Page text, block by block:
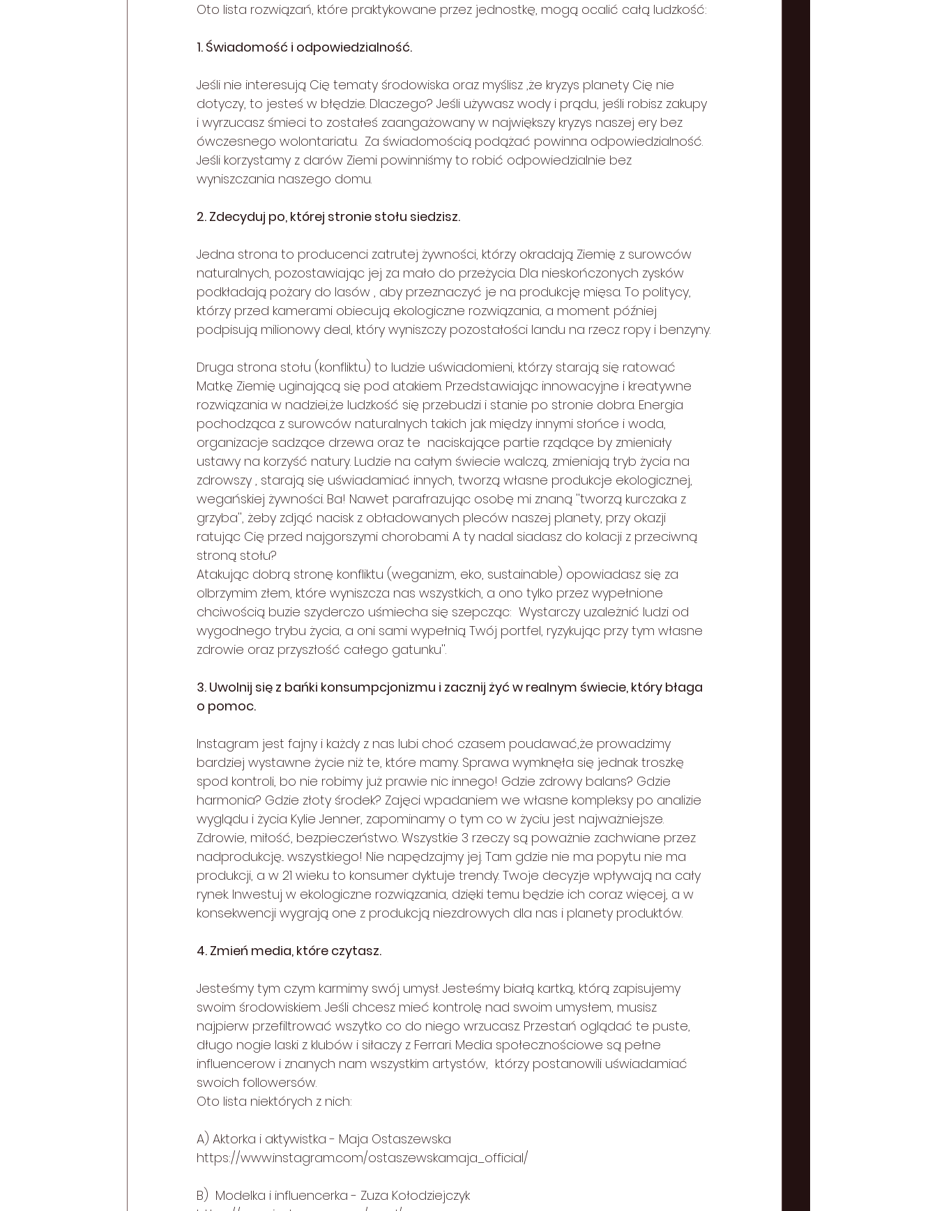
Oto lista rozwiązań, które praktykowane przez jednostkę, mogą ocalić całą ludzkość:
1. Świadomość i odpowiedzialność.
Jeśli nie interesują Cię tematy środowiska oraz myślisz ,że kryzys planety Cię nie
dotyczy, to jesteś w błędzie. Dlaczego? Jeśli używasz wody i prądu, jeśli robisz zakupy
i wyrzucasz śmieci to zostałeś zaangażowany w największy kryzys naszej ery bez
ówczesnego wolontariatu.  Za świadomością podążać powinna odpowiedzialność.
Jeśli korzystamy z darów Ziemi powinniśmy to robić odpowiedzialnie bez
wyniszczania naszego domu.
2. Zdecyduj po, której stronie stołu siedzisz.
Jedna strona to producenci zatrutej żywności, którzy okradają Ziemię z surowców
naturalnych, pozostawiając jej za mało do przeżycia. Dla nieskończonych zysków
podkładają pożary do lasów , aby przeznaczyć je na produkcję mięsa. To politycy,
którzy przed kamerami obiecują ekologiczne rozwiązania, a moment później
podpisują milionowy deal, który wyniszczy pozostałości landu na rzecz ropy i benzyny.
Druga strona stołu (konfliktu) to ludzie uświadomieni, którzy starają się ratować
Matkę Ziemię uginającą się pod atakiem. Przedstawiając innowacyjne i kreatywne
rozwiązania w nadziei,że ludzkość się przebudzi i stanie po stronie dobra. Energia
pochodząca z surowców naturalnych takich jak między innymi słońce i woda,
organizacje sadzące drzewa oraz te  naciskające partie rządące by zmieniały
ustawy na korzyść natury. Ludzie na całym świecie walczą, zmieniają tryb życia na
zdrowszy , starają się uświadamiać innych, tworzą własne produkcje ekologicznej,
wegańskiej żywności. Ba! Nawet parafrazując osobę mi znaną ''tworzą kurczaka z
grzyba'', żeby zdjąć nacisk z obładowanych pleców naszej planety, przy okazji
ratując Cię przed najgorszymi chorobami. A ty nadal siadasz do kolacji z przeciwną
stroną stołu?
Atakując dobrą stronę konfliktu (weganizm, eko, sustainable) opowiadasz się za
olbrzymim złem, które wyniszcza nas wszystkich, a ono tylko przez wypełnione
chciwością buzie szyderczo uśmiecha się szepcząc:  Wystarczy uzależnić ludzi od
wygodnego trybu życia, a oni sami wypełnią Twój portfel, ryzykując przy tym własne
zdrowie oraz przyszłość całego gatunku''.
3. Uwolnij się z bańki konsumpcjonizmu i zacznij żyć w realnym świecie, który błaga
o pomoc.
Instagram jest fajny i każdy z nas lubi choć czasem poudawać,że prowadzimy
bardziej wystawne życie niż te, które mamy. Sprawa wymknęła się jednak troszkę
spod kontroli, bo nie robimy już prawie nic innego! Gdzie zdrowy balans? Gdzie
harmonia? Gdzie złoty środek? Zajęci wpadaniem we własne kompleksy po analizie
wyglądu i życia Kylie Jenner, zapominamy o tym co w życiu jest najważniejsze.
Zdrowie, miłość, bezpieczeństwo. Wszystkie 3 rzeczy są poważnie zachwiane przez
nadprodukcję... wszystkiego! Nie napędzajmy jej. Tam gdzie nie ma popytu nie ma
produkcji, a w 21 wieku to konsumer dyktuje trendy. Twoje decyzje wpływają na cały
rynek. Inwestuj w ekologiczne rozwiązania, dzięki temu będzie ich coraz więcej, a w
konsekwencji wygrają one z produkcją niezdrowych dla nas i planety produktów.
4. Zmień media, które czytasz.
Jesteśmy tym czym karmimy swój umysł. Jesteśmy białą kartką, którą zapisujemy
swoim środowiskiem. Jeśli chcesz mieć kontrolę nad swoim umysłem, musisz
najpierw przefiltrować wszytko co do niego wrzucasz. Przestań oglądać te puste,
długo nogie laski z klubów i siłaczy z Ferrari. Media społecznościowe są pełne
influencerow i znanych nam wszystkim artystów,  którzy postanowili uświadamiać
swoich followersów.
Oto lista niektórych z nich:
A) Aktorka i aktywistka - Maja Ostaszewska
https://www.instagram.com/ostaszewskamaja_official/
B)  Modelka i influencerka - Zuza Kołodziejczyk